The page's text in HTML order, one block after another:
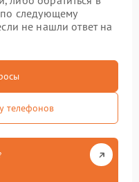
по следующему
не нашли ответ на
телефонов